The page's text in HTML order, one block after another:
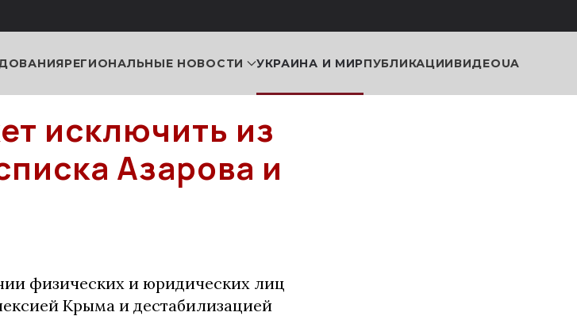
РЕГИОНАЛЬНЫЕ НОВОСТИ УКРАИНА И МИРПУБЛИКАЦИИВИДЕОUA
исключить из
Азарова и
физических и юридических лиц
Крыма и дестабилизацией